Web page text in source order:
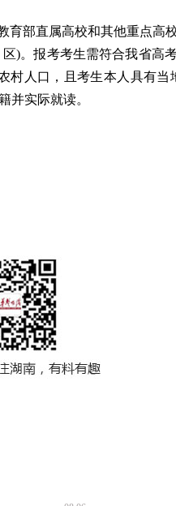
育部直属高校和其他重点高
)。报考考生需符合我省高
村人口，且考生本人具有当
并实际就读。